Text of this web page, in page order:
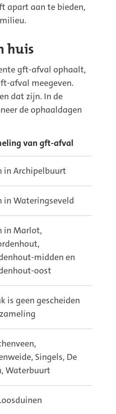
apart aan te bieden,
huis
gft-afval ophaalt,
afval meegeven.
dat zijn. In de
de ophaaldagen
van gft-afval
in Archipelbuurt
in Wateringseveld
in Marlot,
midden en
oost
is geen gescheiden
Singels, De
Waterbuurt